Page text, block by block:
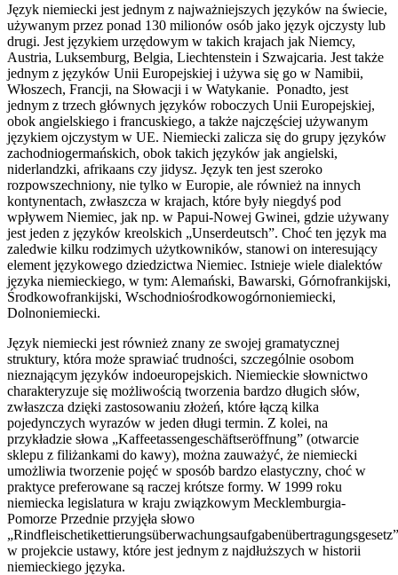
Język niemiecki jest jednym z najważniejszych języków na świecie,
używanym przez ponad 130 milionów osób jako język ojczysty lub
drugi. Jest językiem urzędowym w takich krajach jak Niemcy,
Austria, Luksemburg, Belgia, Liechtenstein i Szwajcaria. Jest także
jednym z języków Unii Europejskiej i używa się go w Namibii,
Włoszech, Francji, na Słowacji i w Watykanie. Ponadto, jest
jednym z trzech głównych języków roboczych Unii Europejskiej,
obok angielskiego i francuskiego, a także najczęściej używanym
językiem ojczystym w UE. Niemiecki zalicza się do grupy języków
zachodniogermańskich, obok takich języków jak angielski,
niderlandzki, afrikaans czy jidysz. Język ten jest szeroko
rozpowszechniony, nie tylko w Europie, ale również na innych
kontynentach, zwłaszcza w krajach, które były niegdyś pod
wpływem Niemiec, jak np. w Papui-Nowej Gwinei, gdzie używany
jest jeden z języków kreolskich „Unserdeutsch”. Choć ten język ma
zaledwie kilku rodzimych użytkowników, stanowi on interesujący
element językowego dziedzictwa Niemiec. Istnieje wiele dialektów
języka niemieckiego, w tym: Alemański, Bawarski, Górnofrankijski,
Środkowofrankijski, Wschodniośrodkowogórnoniemiecki,
Dolnoniemiecki.
Język niemiecki jest również znany ze swojej gramatycznej
struktury, która może sprawiać trudności, szczególnie osobom
nieznającym języków indoeuropejskich. Niemieckie słownictwo
charakteryzuje się możliwością tworzenia bardzo długich słów,
zwłaszcza dzięki zastosowaniu złożeń, które łączą kilka
pojedynczych wyrazów w jeden długi termin. Z kolei, na
przykładzie słowa „Kaffeetassengeschäftseröffnung” (otwarcie
sklepu z filiżankami do kawy), można zauważyć, że niemiecki
umożliwia tworzenie pojęć w sposób bardzo elastyczny, choć w
praktyce preferowane są raczej krótsze formy. W 1999 roku
niemiecka legislatura w kraju związkowym Mecklemburgia-
Pomorze Przednie przyjęła słowo
„Rindfleischetikettierungsüberwachungsaufgabenübertragungsgesetz”
w projekcie ustawy, które jest jednym z najdłuższych w historii
niemieckiego języka.